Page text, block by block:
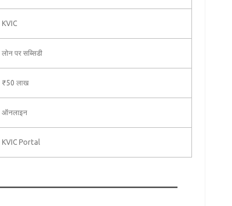
KVIC
लोन पर सब्सिडी
₹50 लाख
ऑनलाइन
KVIC Portal